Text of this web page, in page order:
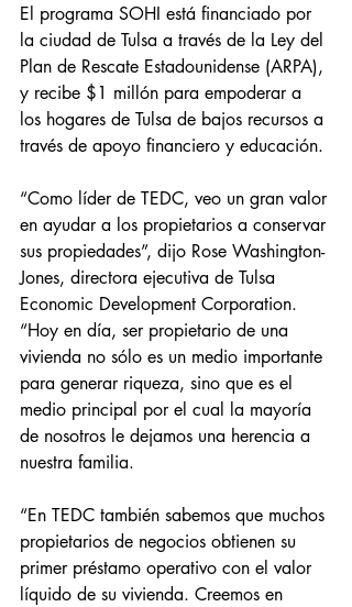
El programa SOHI está financiado por
la ciudad de Tulsa a través de la Ley del
Plan de Rescate Estadounidense (ARPA),
y recibe $1 millón para empoderar a
los hogares de Tulsa de bajos recursos a
través de apoyo financiero y educación.
“Como líder de TEDC, veo un gran valor
en ayudar a los propietarios a conservar
sus propiedades”, dijo Rose Washington-
Jones, directora ejecutiva de Tulsa
Economic Development Corporation.
“Hoy en día, ser propietario de una
vivienda no sólo es un medio importante
para generar riqueza, sino que es el
medio principal por el cual la mayoría
de nosotros le dejamos una herencia a
nuestra familia.
“En TEDC también sabemos que muchos
propietarios de negocios obtienen su
primer préstamo operativo con el valor
líquido de su vivienda. Creemos en